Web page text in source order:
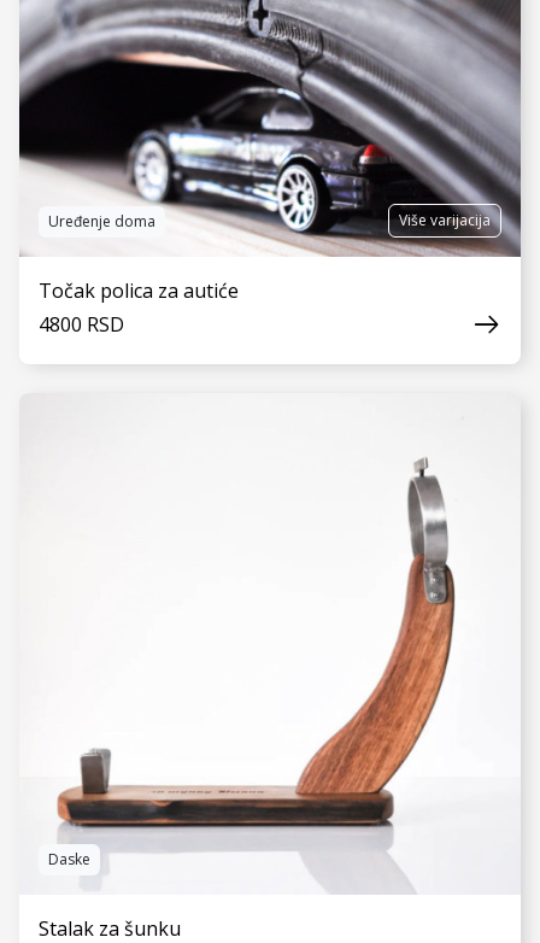
Uređenje doma Više varijacija
Točak polica za autiće
4800 RSD
Daske
Stalak za šunku